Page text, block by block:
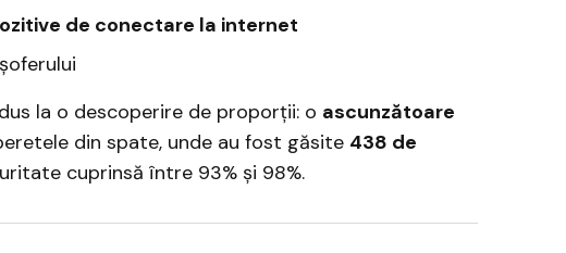
de conectare la internet
la o descoperire de proporții: o ascunzătoare
din spate, unde au fost găsite 438 de
cuprinsă între 93% și 98%.